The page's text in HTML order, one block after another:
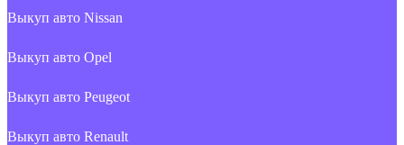
Выкуп авто Nissan
Выкуп авто Opel
Выкуп авто Peugeot
Выкуп авто Renault